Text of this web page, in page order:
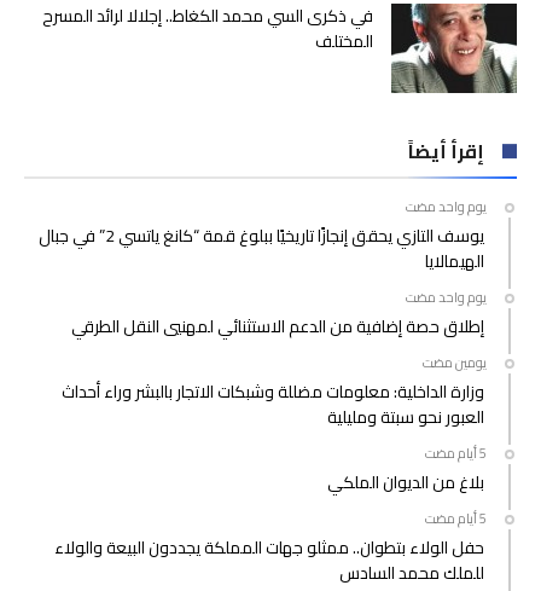
في ذكرى السي محمد الكغاط.. إجلالا لرائد المسرح
المختلف
إقرأ أيضاً
‫‫‫‏‫يوم واحد مضت‬
يوسف التازي يحقق إنجازًا تاريخيًا ببلوغ قمة “كانغ ياتسي 2” في جبال
الهيمالايا
‫‫‫‏‫يوم واحد مضت‬
إطلاق حصة إضافية من الدعم الاستثنائي لمهنيي النقل الطرقي
‫‫‫‏‫يومين مضت‬
وزارة الداخلية: معلومات مضللة وشبكات الاتجار بالبشر وراء أحداث
العبور نحو سبتة ومليلية
بلاغ من الديوان الملكي
حفل الولاء بتطوان.. ممثلو جهات المملكة يجددون البيعة والولاء
للملك محمد السادس